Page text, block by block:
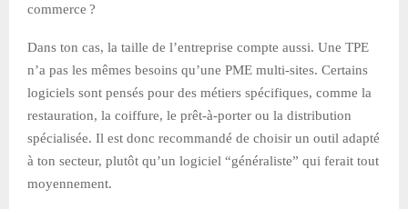
commerce ?
Dans ton cas, la taille de l’entreprise compte aussi. Une TPE
n’a pas les mêmes besoins qu’une PME multi-sites. Certains
logiciels sont pensés pour des métiers spécifiques, comme la
restauration, la coiffure, le prêt-à-porter ou la distribution
spécialisée. Il est donc recommandé de choisir un outil adapté
à ton secteur, plutôt qu’un logiciel “généraliste” qui ferait tout
moyennement.